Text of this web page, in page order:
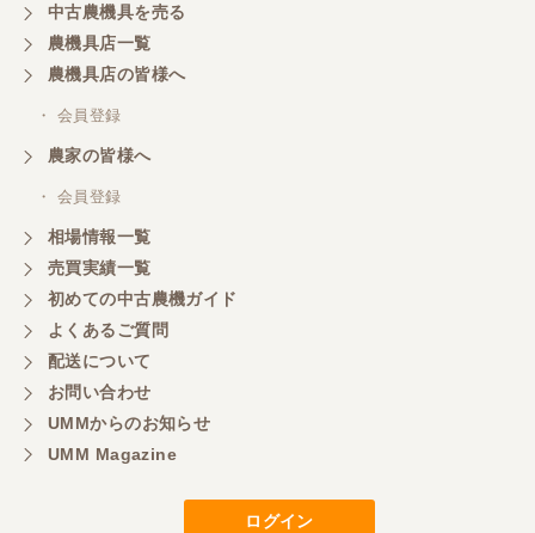
中古農機具を売る
農機具店一覧
農機具店の皆様へ
・ 会員登録
農家の皆様へ
・ 会員登録
相場情報一覧
売買実績一覧
初めての中古農機ガイド
よくあるご質問
配送について
お問い合わせ
UMMからのお知らせ
UMM Magazine
ログイン